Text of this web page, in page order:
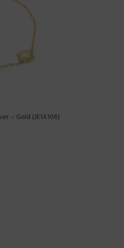
– Gold (JE14106)